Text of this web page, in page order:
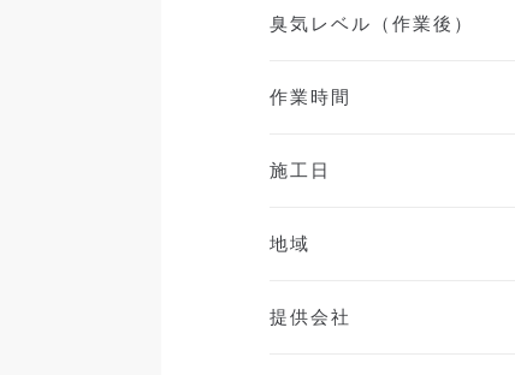
臭気レベル（作業後）
作業時間
施工日
地域
提供会社